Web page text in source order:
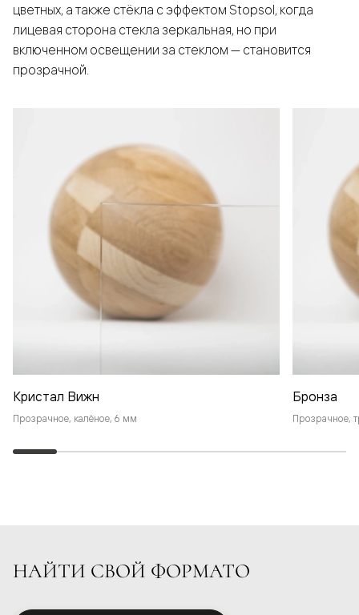
цветных, а также стёкла с эффектом Stopsol, когда
лицевая сторона стекла зеркальная, но при
включенном освещении за стеклом — становится
прозрачной.
Кристал Вижн
Прозрачное, калёное, 6 мм
Бронза
Прозрачное,
НАЙТИ СВОЙ ФОРМАТО